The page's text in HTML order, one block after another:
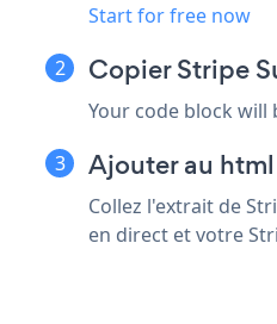
Start for free now
Copier Stripe
Your code block will
Ajouter au
Collez l'extrait de
en direct et votre